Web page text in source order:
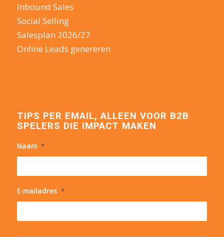
Inbound Sales
Social Selling
Salesplan 2026/27
Online Leads genereren
TIPS PER EMAIL, ALLEEN VOOR B2B
SPELERS DIE IMPACT MAKEN
Naam *
E-mailadres *